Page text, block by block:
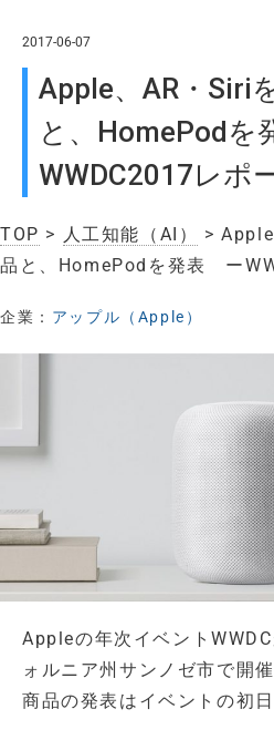
2017-06-07
Apple、AR・Siri
と、HomePod
WWDC2017レポ
TOP > 人工知能（AI）
>
品と、HomePodを発表 ー
企業： アップル（Apple）
Appleの年次イベント
ォルニア州サンノゼ市で開
商品の発表はイベントの初